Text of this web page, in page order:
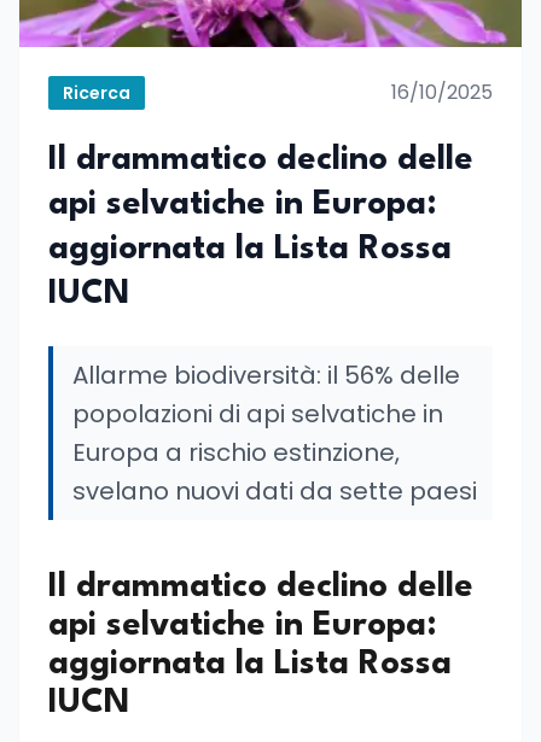
Ricerca 16/10/2025
Il drammatico declino delle
api selvatiche in Europa:
aggiornata la Lista Rossa
IUCN
Allarme biodiversità: il 56% delle
popolazioni di api selvatiche in
Europa a rischio estinzione,
svelano nuovi dati da sette paesi
Il drammatico declino delle
api selvatiche in Europa:
aggiornata la Lista Rossa
IUCN